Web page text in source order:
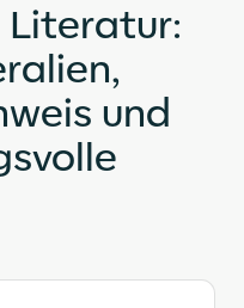
Literatur:
und